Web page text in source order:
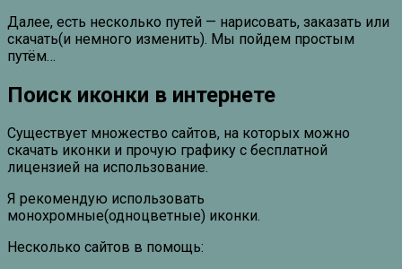
Далее, есть несколько путей — нарисовать, заказать или
скачать(и немного изменить). Мы пойдем простым
путём…
Поиск иконки в интернете
Существует множество сайтов, на которых можно
скачать иконки и прочую графику с бесплатной
лицензией на использование.
Я рекомендую использовать
монохромные(одноцветные) иконки.
Несколько сайтов в помощь: